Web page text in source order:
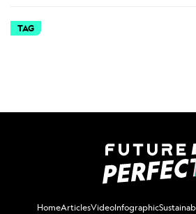
TAG
HomeArticlesVideoInfographic